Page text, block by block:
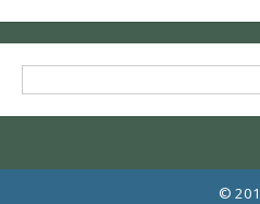
©